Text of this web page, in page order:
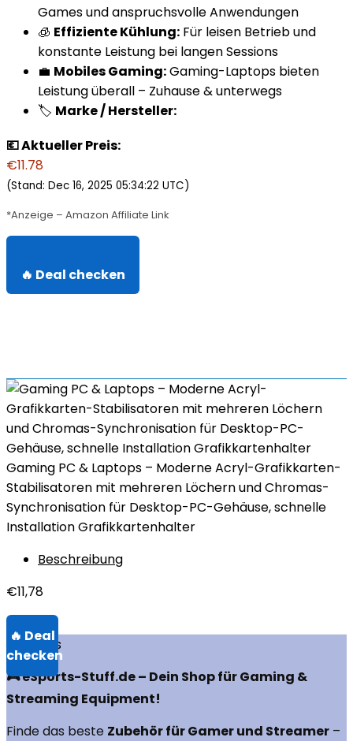
Games und anspruchsvolle Anwendungen
🧊 Effiziente Kühlung: Für leisen Betrieb und
konstante Leistung bei langen Sessions
💼 Mobiles Gaming:Gaming-Laptops bieten
Leistung überall – Zuhause & unterwegs
🏷️ Marke / Hersteller:
💶 Aktueller Preis:
€11.78
(Stand: Dec 16, 2025 05:34:22 UTC)
*Anzeige – Amazon Affiliate Link
🔥 Deal checken
Gaming PC & Laptops – Moderne Acryl-Grafikkarten-
Stabilisatoren mit mehreren Löchern und Chromas-
Synchronisation für Desktop-PC-Gehäuse, schnelle
Installation Grafikkartenhalter
Beschreibung
€11,78
Über uns
🎮 eSports-Stuff.de – Dein Shop für Gaming &
Streaming Equipment!
Finde das beste Zubehör für Gamer und Streamer –